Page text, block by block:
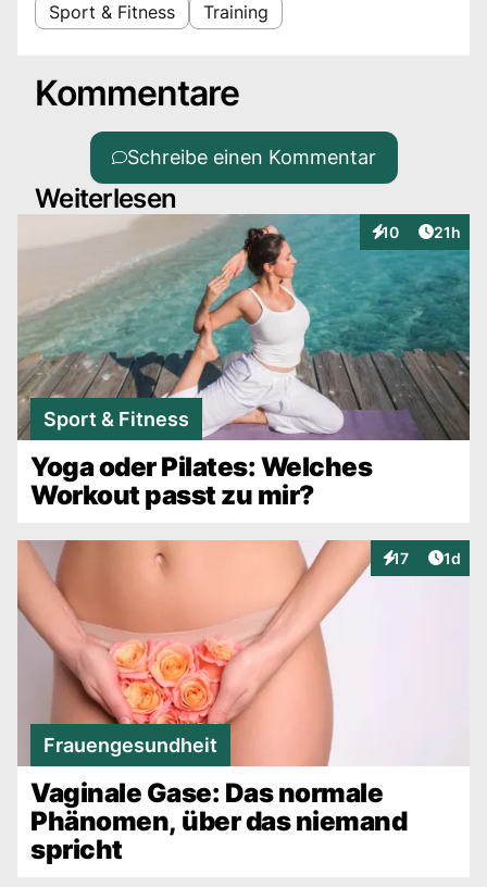
Sport & Fitness Training
Kommentare
Schreibe einen Kommentar
Weiterlesen
10
Interaktionen
Artikel
21h
Sport & Fitness
Yoga oder Pilates: Welches
Workout passt zu mir?
17
Interaktionen
1d
Frauengesundheit
Vaginale Gase: Das normale
Phänomen, über das niemand
spricht